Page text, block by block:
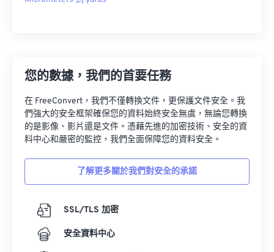
您的數據，我們的首要任務
在 FreeConvert，我們不僅轉換文件，更保護文件安全。我
們強大的安全框架確保您的資料始終安全無虞，無論您轉換
的是影像、影片還是文件。憑藉先進的加密技術、安全的資
料中心和嚴密的監控，我們全面保障您的資料安全。
了解更多關於我們對安全的承諾
SSL/TLS 加密
安全資料中心